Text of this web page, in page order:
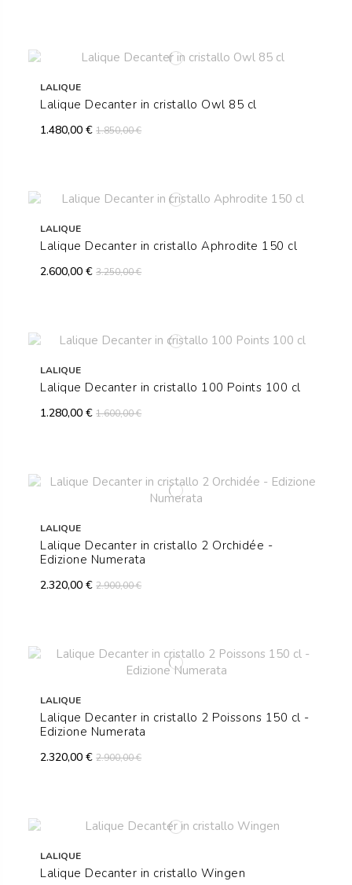
LALIQUE
Lalique Decanter in cristallo Owl 85 cl
1.480,00 €1.850,00 €
LALIQUE
Lalique Decanter in cristallo Aphrodite 150 cl
2.600,00 €3.250,00 €
LALIQUE
Lalique Decanter in cristallo 100 Points 100 cl
1.280,00 €1.600,00 €
LALIQUE
Lalique Decanter in cristallo 2 Orchidée -
Edizione Numerata
2.320,00 €2.900,00 €
LALIQUE
Lalique Decanter in cristallo 2 Poissons 150 cl -
Edizione Numerata
2.320,00 €2.900,00 €
LALIQUE
Lalique Decanter in cristallo Wingen